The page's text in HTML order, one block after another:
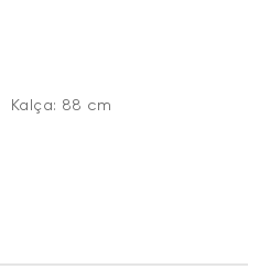
88 cm
36 / S